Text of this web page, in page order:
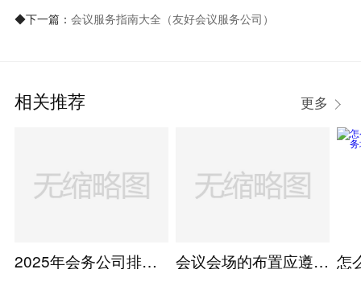
◆下一篇： 会议服务指南大全（友好会议服务公司）
相关推荐 更多
2025年会务公司排名top100，看看哪些优秀公司值得信赖 会议会场的布置应遵循哪些原则?(实用版)